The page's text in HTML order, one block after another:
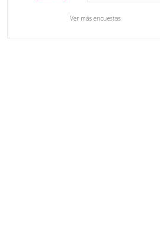
Ver más encuestas